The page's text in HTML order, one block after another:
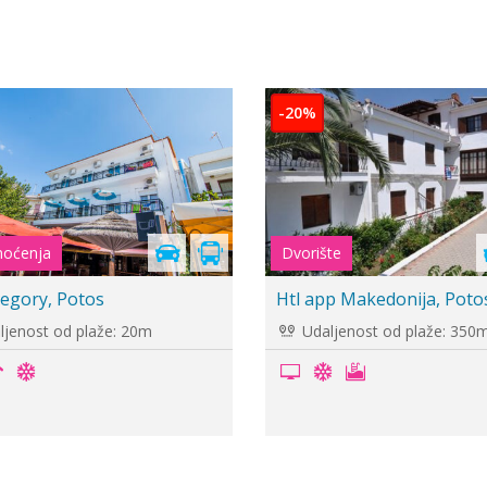
Potos
od plaže: 150m
-20%
Vila Helios Garden,
Udaljenost od plaže: